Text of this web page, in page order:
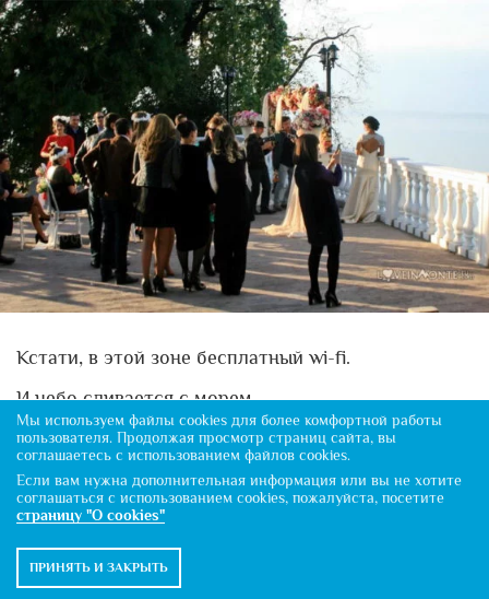
Кстати, в этой зоне бесплатный wi-fi.
И небо сливается с морем.
Мы используем файлы cookies для более комфортной работы
пользователя. Продолжая просмотр страниц сайта, вы
соглашаетесь с использованием файлов cookies.
Если вам нужна дополнительная информация или вы не хотите
соглашаться с использованием cookies, пожалуйста, посетите
страницу "О cookies"
ПРИНЯТЬ И ЗАКРЫТЬ